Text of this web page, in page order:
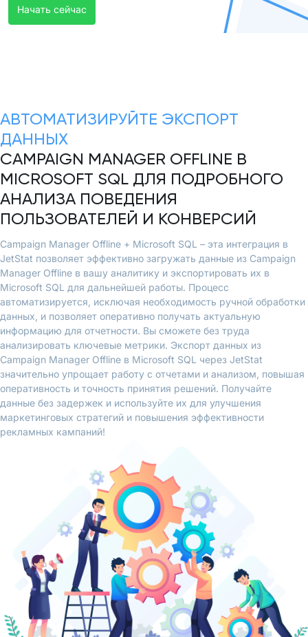
Начать сейчас
АВТОМАТИЗИРУЙТЕ ЭКСПОРТ
ДАННЫХ
CAMPAIGN MANAGER OFFLINE В
MICROSOFT SQL ДЛЯ ПОДРОБНОГО
АНАЛИЗА ПОВЕДЕНИЯ
ПОЛЬЗОВАТЕЛЕЙ И КОНВЕРСИЙ
Campaign Manager Offline + Microsoft SQL – эта интеграция в
JetStat позволяет эффективно загружать данные из Campaign
Manager Offline в вашу аналитику и экспортировать их в
Microsoft SQL для дальнейшей работы. Процесс
автоматизируется, исключая необходимость ручной обработки
данных, и позволяет оперативно получать актуальную
информацию для отчетности. Вы сможете без труда
анализировать ключевые метрики. Экспорт данных из
Campaign Manager Offline в Microsoft SQL через JetStat
значительно упрощает работу с отчетами и анализом, повышая
оперативность и точность принятия решений. Получайте
данные без задержек и используйте их для улучшения
маркетинговых стратегий и повышения эффективности
рекламных кампаний!